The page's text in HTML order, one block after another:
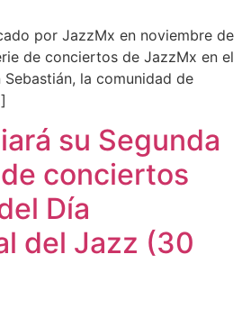
por JazzMx en noviembre de
de conciertos de JazzMx en el
Sebastián, la comunidad de
su Segunda
conciertos
Día
del Jazz (30